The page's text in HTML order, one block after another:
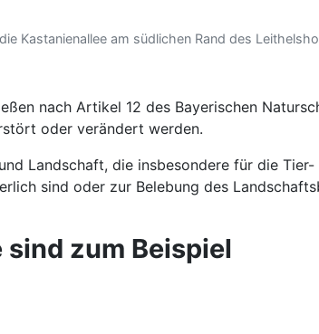
Kastanienallee am südlichen Rand des
nach Artikel 12 des Bayerischen
oder verändert werden.
Landschaft, die insbesondere für die
sind oder zur Belebung des
zum Beispiel